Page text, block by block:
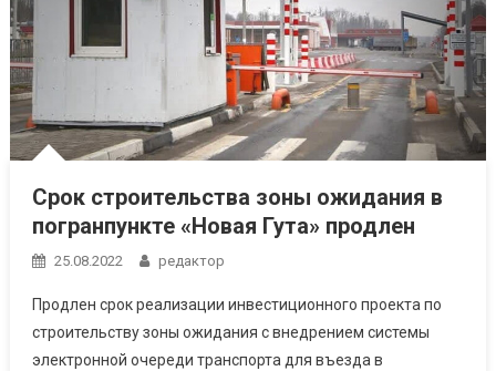
Срок строительства зоны ожидания в
погранпункте «Новая Гута» продлен
25.08.2022 редактор
Продлен срок реализации инвестиционного проекта по
строительству зоны ожидания с внедрением системы
электронной очереди транспорта для въезда в